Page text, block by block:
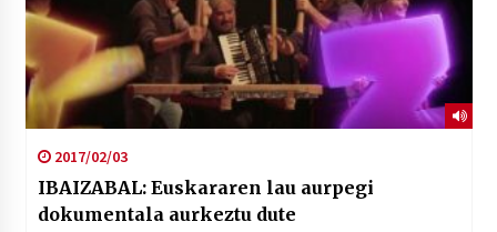
2017/02/03
IBAIZABAL: Euskararen lau aurpegi
dokumentala aurkeztu dute